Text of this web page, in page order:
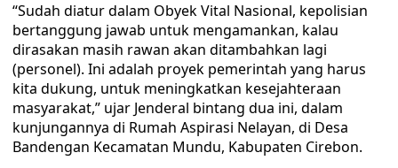
“Sudah diatur dalam Obyek Vital Nasional, kepolisian
bertanggung jawab untuk mengamankan, kalau
dirasakan masih rawan akan ditambahkan lagi
(personel). Ini adalah proyek pemerintah yang harus
kita dukung, untuk meningkatkan kesejahteraan
masyarakat,” ujar Jenderal bintang dua ini, dalam
kunjungannya di Rumah Aspirasi Nelayan, di Desa
Bandengan Kecamatan Mundu, Kabupaten Cirebon.